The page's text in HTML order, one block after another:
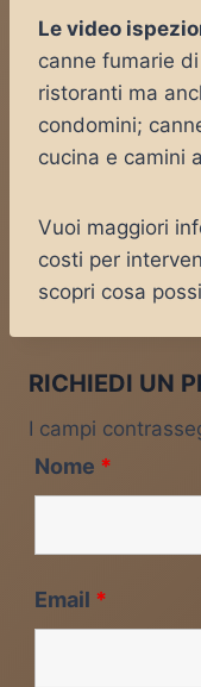
Le video
canne fumarie
ristoranti ma
condomini;
cucina e camini
Vuoi maggiori
costi per
scopri cosa
RICHIEDI UN
I campi
Nome *
Email *